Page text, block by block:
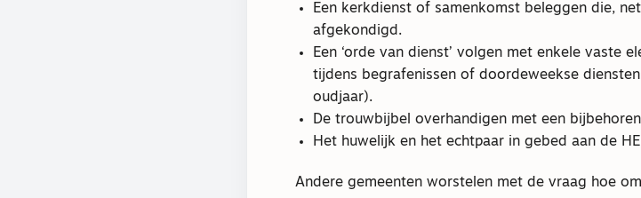
Een kerkdienst of samenkomst beleggen die,
afgekondigd.
Een ‘orde van dienst’ volgen met enkele vaste
tijdens begrafenissen of doordeweekse
oudjaar).
De trouwbijbel overhandigen met een
Het huwelijk en het echtpaar in gebed aan de
Andere gemeenten worstelen met de vraag hoe